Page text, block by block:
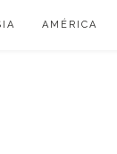
AMÉRICA